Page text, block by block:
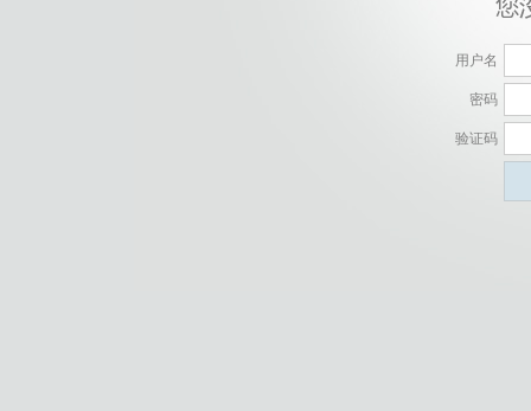
用户名
密码
验证码